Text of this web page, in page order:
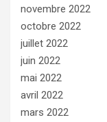
novembre 2022
octobre 2022
juillet 2022
juin 2022
mai 2022
avril 2022
mars 2022